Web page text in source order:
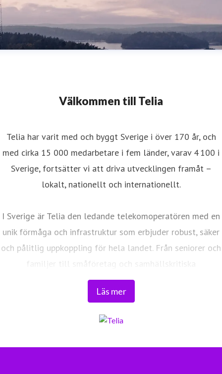
Välkommen till Telia
Läs mer
Telia har varit med och byggt Sverige i över 170 år, och
med cirka 15 000 medarbetare i fem länder, varav 4 100 i
Sverige, fortsätter vi att driva utvecklingen framåt –
lokalt, nationellt och internationellt.
I Sverige är Telia den ledande telekomoperatören med en
unik förmåga och infrastruktur som erbjuder robust, säker
och pålitlig uppkoppling för hela landet. Från seniorer och
familjer till småföretag och samhällskritiska
verksamheter. Vi möjliggör digitaliseringens kraft i
vardagen och är en del av Sveriges totalförsvar. Med
transportnätet och ett mobilnät i världsklass skapar vi en